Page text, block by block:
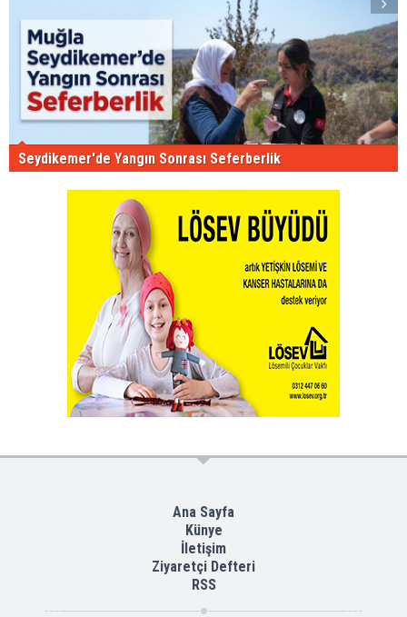
Seydikemer'de Yangın Sonrası Seferberlik
Ana Sayfa
Künye
İletişim
Ziyaretçi Defteri
RSS